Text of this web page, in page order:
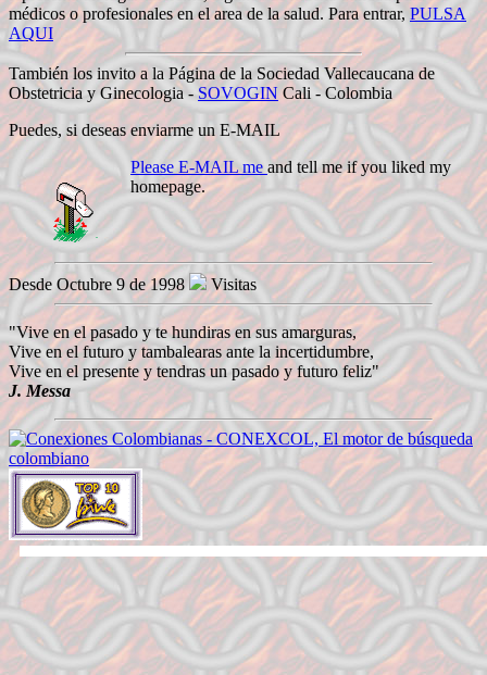
médicos o profesionales en el area de la salud. Para entrar,PULSA
AQUI
También los invito a la Página de la Sociedad Vallecaucana de
Obstetricia y Ginecologia - SOVOGINCali - Colombia
Puedes, si deseas enviarme un E-MAIL
Please E-MAIL me and tell me if you liked my
homepage.
Desde Octubre 9 de 1998 Visitas
"Vive en el pasado y te hundiras en sus amarguras,
Vive en el futuro y tambalearas ante la incertidumbre,
Vive en el presente y tendras un pasado y futuro feliz"
J. Messa